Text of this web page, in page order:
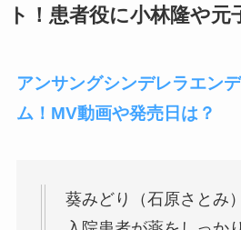
ト！患者役に小林隆や
アンサングシンデレラエン
ム！MV動画や発売日は？
葵みどり（石原さとみ